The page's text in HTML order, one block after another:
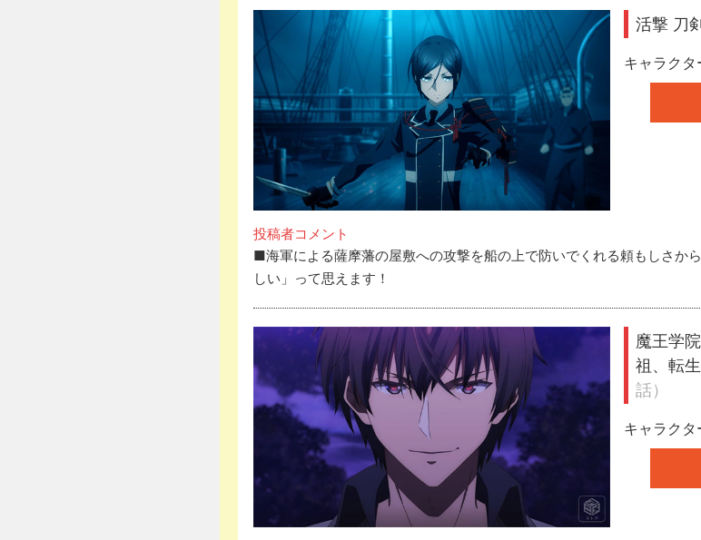
活撃 刀
キャラク
投稿者コメント
■海軍による薩摩藩の屋敷への攻撃を船の上で防いでくれる頼もしさか
しい」って思えます！
魔王学
祖、転
話）
キャラク